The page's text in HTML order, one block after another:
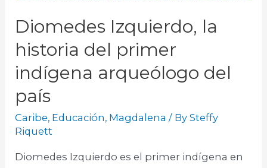
Diomedes Izquierdo, la
historia del primer
indígena arqueólogo del
país
Caribe, Educación, Magdalena / BySteffy
Riquett
Diomedes Izquierdo es el primer indígena en